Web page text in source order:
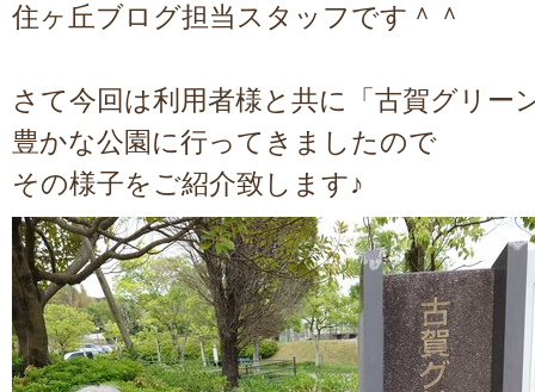
住ヶ丘ブログ担当スタッフです＾＾
さて今回は利用者様と共に「古賀グリー
豊かな公園に行ってきましたので
その様子をご紹介致します♪